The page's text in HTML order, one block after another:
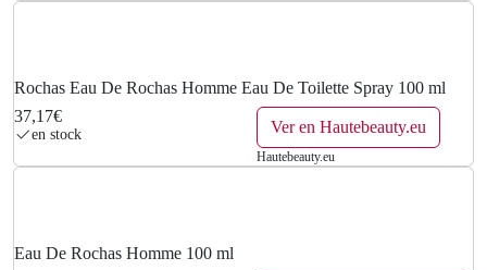
Rochas Eau De Rochas Homme Eau De Toilette Spray 100 ml
37,17€
en stock Ver en Hautebeauty.eu
Hautebeauty.eu
Eau De Rochas Homme 100 ml